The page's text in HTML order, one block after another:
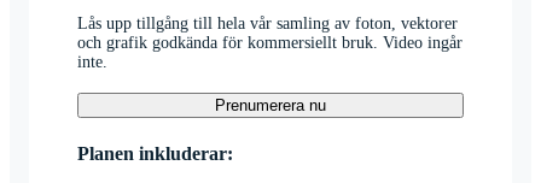
Lås upp tillgång till hela vår samling av foton, vektorer
och grafik godkända för kommersiellt bruk. Video ingår
inte.
Prenumerera nu
Planen inkluderar: